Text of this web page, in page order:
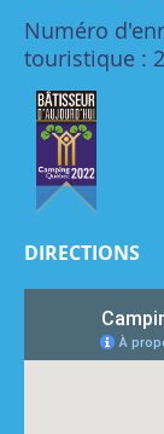
Numéro
touristique :
DIRECTIONS